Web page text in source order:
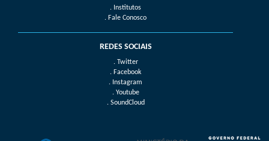
. Institutos
. Fale Conosco
REDES SOCIAIS
. Twitter
. Facebook
. Instagram
. Youtube
. SoundCloud